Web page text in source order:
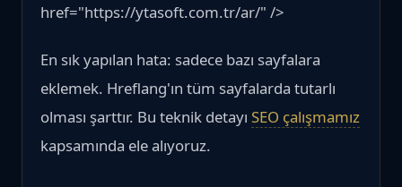
href="https://ytasoft.com.tr/ar/" />
En sık yapılan hata: sadece bazı sayfalara
eklemek. Hreflang'ın tüm sayfalarda tutarlı
olması şarttır. Bu teknik detayı SEO çalışmamız
kapsamında ele alıyoruz.